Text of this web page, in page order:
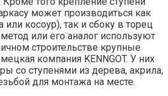
может производиться как
или косоур), так и сбоку в торец
или его аналог используют
строительстве крупные
компания KENNGOT. У них
со ступенями из дерева, акрила,
для монтажа на месте.